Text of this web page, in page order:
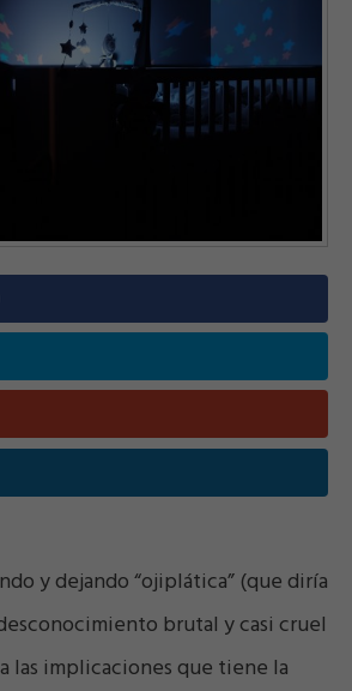
y dejando “ojiplática” (que diría
brutal y casi cruel
las implicaciones que tiene la